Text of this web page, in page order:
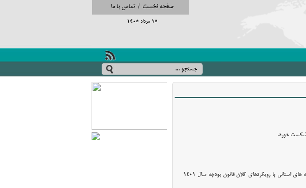
صفحه نخست / تماس با ما
15 مرداد 1405
شکست خورد.
وقت نیوز - استاندار آذربایجان شرقی در جلسه شورای برنامه ریزی و توسعه استان بر انطباق برنامه‌ های استانی با رویکردهای کلان قانون بودجه سال 1401